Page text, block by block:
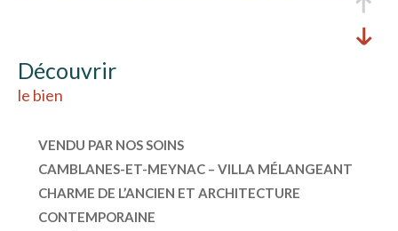
découvrir
le bien
VENDU PAR NOS SOINS
CAMBLANES-ET-MEYNAC – VILLA MÉLANGEANT
CHARME DE L’ANCIEN ET ARCHITECTURE
CONTEMPORAINE